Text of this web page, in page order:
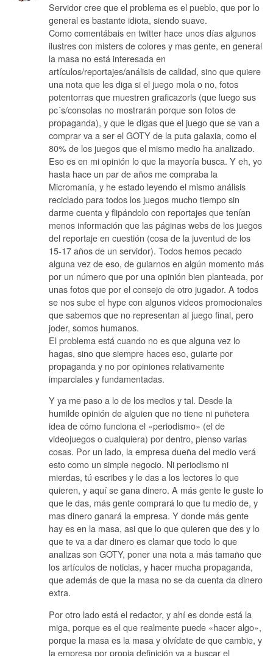
Servidor cree que el problema es el pueblo, que por lo
general es bastante idiota, siendo suave.
Como comentábais en twitter hace unos días algunos
ilustres con misters de colores y mas gente, en general
la masa no está interesada en
artículos/reportajes/análisis de calidad, sino que quiere
una nota que les diga si el juego mola o no, fotos
potentorras que muestren graficazorls (que luego sus
pc´s/consolas no mostrarán porque son fotos de
propaganda), y que le digas que el juego que se van a
comprar va a ser el GOTY de la puta galaxia, como el
80% de los juegos que el mismo medio ha analizado.
Eso es en mi opinión lo que la mayoría busca. Y eh, yo
hasta hace un par de años me compraba la
Micromanía, y he estado leyendo el mismo análisis
reciclado para todos los juegos mucho tiempo sin
darme cuenta y flipándolo con reportajes que tenían
menos información que las páginas webs de los juegos
del reportaje en cuestión (cosa de la juventud de los
15-17 años de un servidor). Todos hemos pecado
alguna vez de eso, de guiarnos en algún momento más
por un número que por una opinión bien planteada, por
unas fotos que por el consejo de otro jugador. A todos
se nos sube el hype con algunos videos promocionales
que sabemos que no representan al juego final, pero
joder, somos humanos.
El problema está cuando no es que alguna vez lo
hagas, sino que siempre haces eso, guiarte por
propaganda y no por opiniones relativamente
imparciales y fundamentadas.
Y ya me paso a lo de los medios y tal. Desde la
humilde opinión de alguien que no tiene ni puñetera
idea de cómo funciona el «periodismo» (el de
videojuegos o cualquiera) por dentro, pienso varias
cosas. Por un lado, la empresa dueña del medio verá
esto como un simple negocio. Ni periodismo ni
mierdas, tú escribes y le das a los lectores lo que
quieren, y aquí se gana dinero. A más gente le guste lo
que le das, más gente comprará lo que tu medio de, y
mas dinero ganará la empresa. Y donde más gente
hay es en la masa, asi que lo que quieren que des y lo
que te va a dar dinero es clamar que todo lo que
analizas son GOTY, poner una nota a más tamaño que
los artículos de noticias, y hacer mucha propaganda,
que además de que la masa no se da cuenta da dinero
extra.
Por otro lado está el redactor, y ahí es donde está la
miga, porque es el que realmente puede «hacer algo»,
porque la masa es la masa y olvídate de que cambie, y
la empresa por propia definición va a buscar el